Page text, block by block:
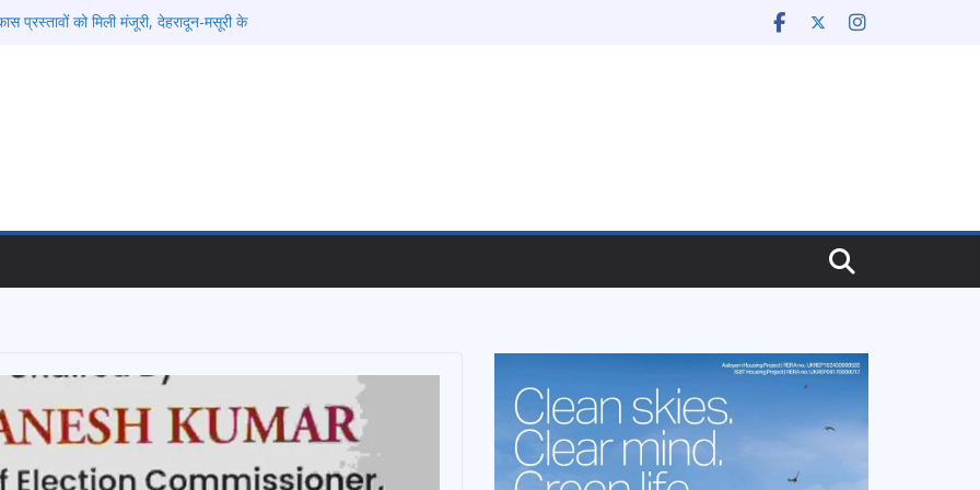
प्रस्तावों को मिली मंजूरी, देहरादून-मसूरी के
भर्ती
से जुड़ी 12 किमी ग्रीनफील्ड बाईपास परियोजना
के बीच जिला प्रशासन अलर्ट, सभी विभागों को